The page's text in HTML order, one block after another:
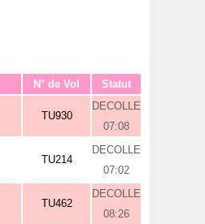
N° de Vol Statut
TU930
DECOLLE
07:08
TU214
DECOLLE
07:02
TU462
DECOLLE
08:26